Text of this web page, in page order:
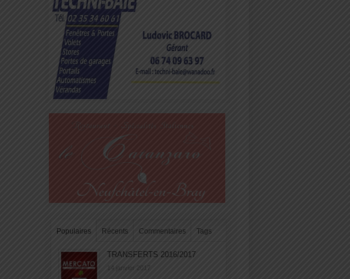
Populaires Récents Commentaires Tags
TRANSFERTS 2016/2017
14 janvier 2017